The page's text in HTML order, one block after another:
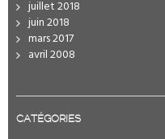
juillet 2018
juin 2018
mars 2017
avril 2008
CATÉGORIES